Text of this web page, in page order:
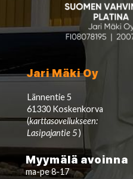
Jari Mäki Oy
Lännentie 5
61330 Koskenkorva
(karttasovellukseen:
Lasipajantie 5)
Myymälä avoinna
ma-pe 8-17